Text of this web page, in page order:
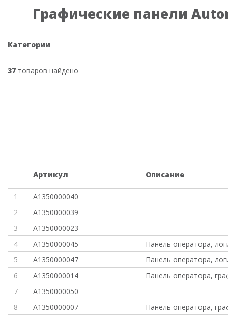
Графические панели
Категории
37 товаров найдено
Артикул Описание
1
A1350000040
2
A1350000039
3
A1350000023
4
A1350000045
Панель оператора,
5
A1350000047
Панель оператора,
6
A1350000014
Панель оператора,
7
A1350000050
8
A1350000007
Панель оператора,